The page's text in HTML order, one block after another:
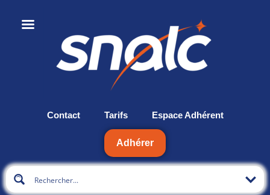
Contact Tarifs Espace Adhérent
Adhérer